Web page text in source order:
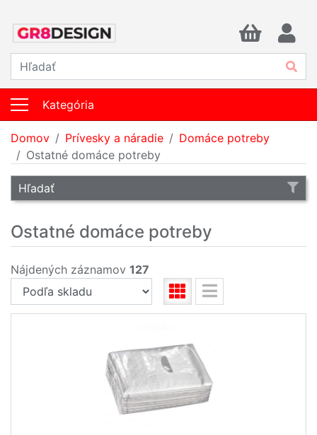
Kategória
Domov Prívesky a náradie
Domáce potreby
Ostatné domáce potreby
Hľadať
Ostatné domáce potreby
Nájdených záznamov 127